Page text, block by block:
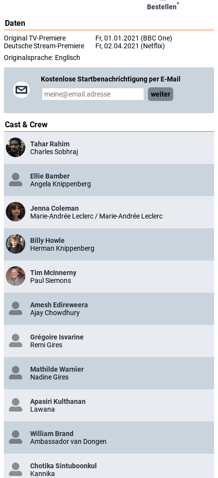
Bestellen*
Daten
Original TV-Premiere
Fr, 01.01.2021 (BBC One)
Deutsche Stream-Premiere
Fr, 02.04.2021 (Netflix)
Originalsprache: Englisch
Kostenlose Startbenachrichtigung per E-Mail
weiter
Cast & Crew
Tahar Rahim
Charles Sobhraj
Ellie Bamber
Angela Knippenberg
Jenna Coleman
Marie-Andrée Leclerc / Marie-Andrée Leclerc
Billy Howle
Herman Knippenberg
Tim McInnerny
Paul Siemons
Amesh Edireweera
Ajay Chowdhury
Grégoire Isvarine
Remi Gires
Mathilde Warnier
Nadine Gires
Apasiri Kulthanan
Lawana
William Brand
Ambassador van Dongen
Chotika Sintuboonkul
Kannika